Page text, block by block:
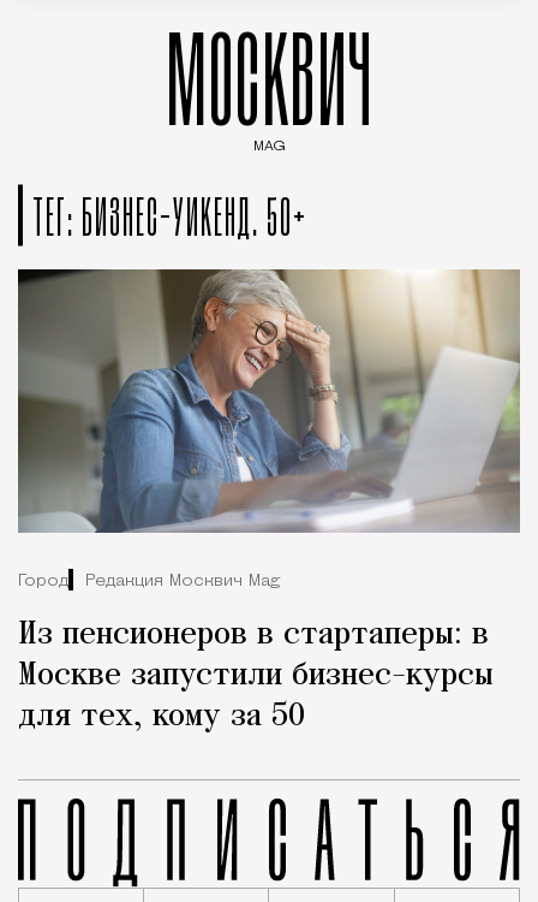
МОСКВИЧ
MAG
ТЕГ: БИЗНЕС-УИКЕНД. 50+
Город Редакция Москвич Mag
Из пенсионеров в стартаперы: в
Москве запустили бизнес-курсы
для тех, кому за 50